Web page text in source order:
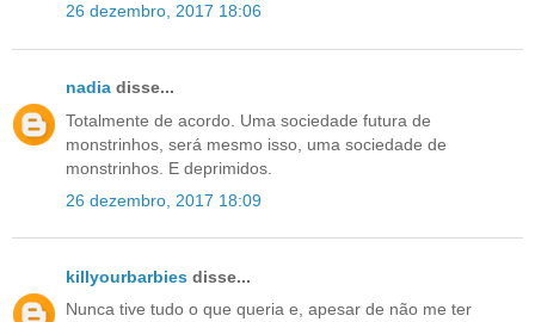
26 dezembro, 2017 18:06
nadia disse...
Totalmente de acordo. Uma sociedade futura de
monstrinhos, será mesmo isso, uma sociedade de
monstrinhos. E deprimidos.
26 dezembro, 2017 18:09
killyourbarbies disse...
Nunca tive tudo o que queria e, apesar de não me ter